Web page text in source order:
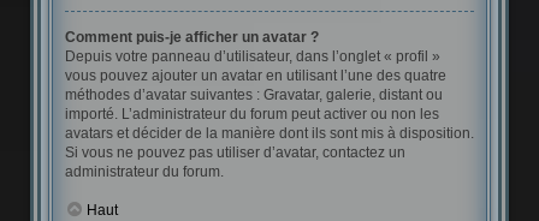
Comment puis-je afficher un avatar ?
Depuis votre panneau d’utilisateur, dans l’onglet « profil »
vous pouvez ajouter un avatar en utilisant l’une des quatre
méthodes d’avatar suivantes : Gravatar, galerie, distant ou
importé. L’administrateur du forum peut activer ou non les
avatars et décider de la manière dont ils sont mis à disposition.
Si vous ne pouvez pas utiliser d’avatar, contactez un
administrateur du forum.
Haut